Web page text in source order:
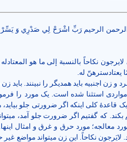
الرحمن الرحیم رَبِّ اشْرَحْ لِي صَدْرِي وَ
لايرجون نكاحاً بالنسبة إلى ما هو
يعتادسترهنّ له.
زن اجنبیه باید همدیگر را نبینند. باید
مواردی استثنا شده است. یک مورد را
کلی اینکه اگر ضرورتی جلو بیاید،
که گفتیم اگر ضرورت جلو آمد،
معالجه؛ مورد حرق و غرق و امثال
نکاحاً. این زن می­تواند مواضع